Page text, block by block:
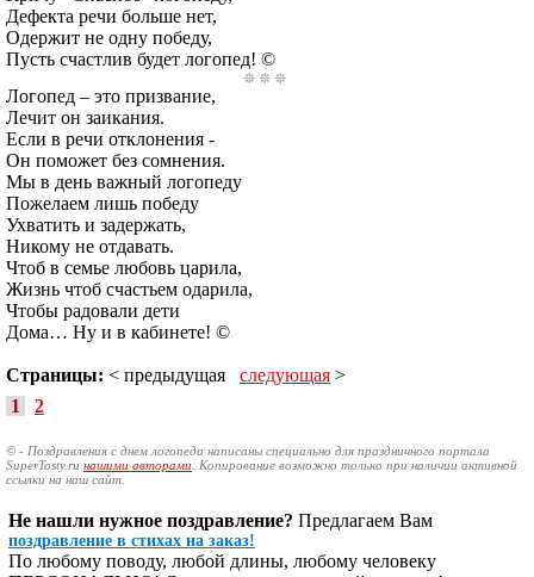
Дефекта речи больше нет,
Одержит не одну победу,
Пусть счастлив будет логопед! ©
Логопед – это призвание,
Лечит он заикания.
Если в речи отклонения -
Он поможет без сомнения.
Мы в день важный логопеду
Пожелаем лишь победу
Ухватить и задержать,
Никому не отдавать.
Чтоб в семье любовь царила,
Жизнь чтоб счастьем одарила,
Чтобы радовали дети
Дома… Ну и в кабинете! ©
Страницы: < предыдущая следующая >
1
2
© - Поздравления с днем логопеда написаны специально для праздничного портала
SuperTosty.ru нашими авторами . Копирование возможно только при наличии активной
ссылки на наш сайт.
Не нашли нужное поздравление? Предлагаем Вам
поздравление в стихах на заказ!
По любому поводу, любой длины, любому человеку